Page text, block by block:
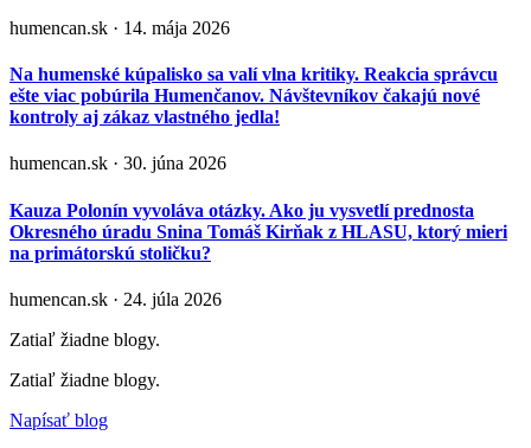
humencan.sk · 14. mája 2026
Na humenské kúpalisko sa valí vlna kritiky. Reakcia správcu
ešte viac pobúrila Humenčanov. Návštevníkov čakajú nové
kontroly aj zákaz vlastného jedla!
humencan.sk · 30. júna 2026
Kauza Polonín vyvoláva otázky. Ako ju vysvetlí prednosta
Okresného úradu Snina Tomáš Kirňak z HLASU, ktorý mieri
na primátorskú stoličku?
humencan.sk · 24. júla 2026
Zatiaľ žiadne blogy.
Zatiaľ žiadne blogy.
Napísať blog